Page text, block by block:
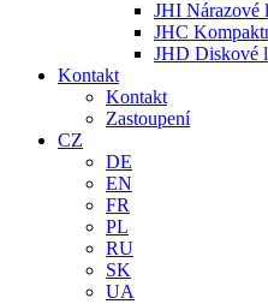
JHI Nárazové
JHC
JHD Diskové
Kontakt
Kontakt
Zastoupení
CZ
DE
EN
FR
PL
RU
SK
UA